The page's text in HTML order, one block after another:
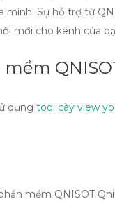
mình. Sự hỗ trợ từ
mới cho kênh của
mềm
dụng tool cày view
mềm QNISOT